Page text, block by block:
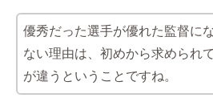
優秀だった選手が優れた監督に
ない理由は、初めから求められ
が違うということですね。